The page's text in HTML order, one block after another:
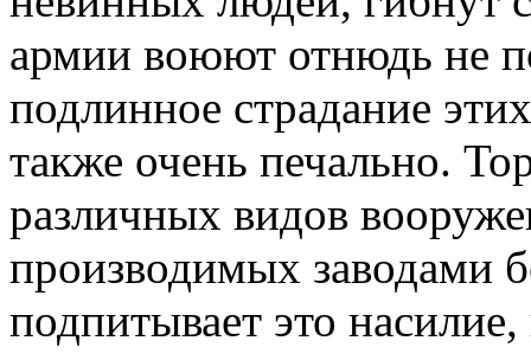
армии воюют отнюдь не
подлинное страдание
также очень печально.
различных видов
производимых заводами
подпитывает это